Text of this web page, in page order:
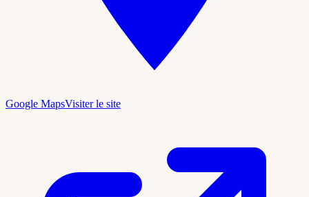
Google MapsVisiter le site